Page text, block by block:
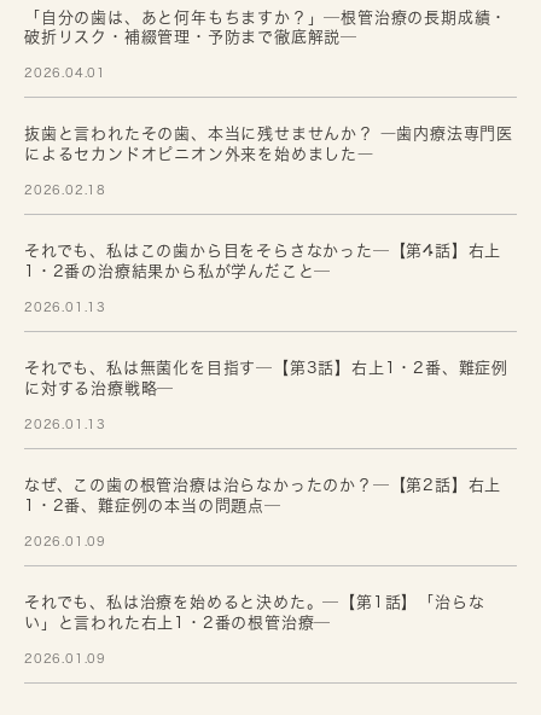
「自分の歯は、あと何年もちますか？」─根管治療の長期成績・
破折リスク・補綴管理・予防まで徹底解説─
2026.04.01
抜歯と言われたその歯、本当に残せませんか？ ―歯内療法専門医
によるセカンドオピニオン外来を始めました―
2026.02.18
それでも、私はこの歯から目をそらさなかった─【第4話】右上
1・2番の治療結果から私が学んだこと─
2026.01.13
それでも、私は無菌化を目指す─【第3話】右上1・2番、難症例
に対する治療戦略─
2026.01.13
なぜ、この歯の根管治療は治らなかったのか？─【第2話】右上
1・2番、難症例の本当の問題点─
2026.01.09
それでも、私は治療を始めると決めた。─【第1話】「治らな
い」と言われた右上1・2番の根管治療─
2026.01.09